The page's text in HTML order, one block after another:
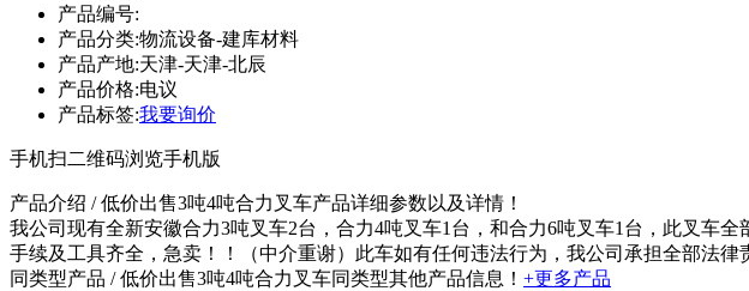
产品编号:
产品分类:物流设备-建库材料
产品产地:天津-天津-北辰
产品价格:电议
产品标签:我要询价
手机扫二维码浏览手机版
产品介绍 / 低价出售3吨4吨合力叉车产品详细参数以及详情！
我公司现有全新安徽合力3吨叉车2台，合力4吨叉车1台，和合力6吨叉车1台，此叉车
手续及工具齐全，急卖！！（中介重谢）此车如有任何违法行为，我公司承担全部法
同类型产品 / 低价出售3吨4吨合力叉车同类型其他产品信息！ +更多产品